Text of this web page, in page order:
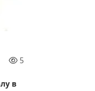
5
в